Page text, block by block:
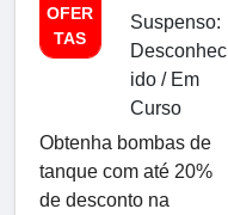
OFER
TAS
Suspenso:
Desconhec
ido / Em
Curso
Obtenha bombas de
tanque com até 20%
de desconto na